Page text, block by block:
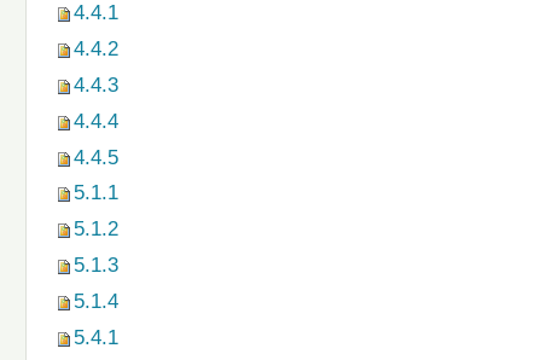
4.4.1
4.4.2
4.4.3
4.4.4
4.4.5
5.1.1
5.1.2
5.1.3
5.1.4
5.4.1